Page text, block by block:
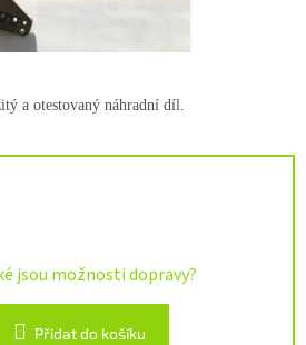
jsou možnosti dopravy?
Přidat do košíku
a otestovaný náhradní díl.